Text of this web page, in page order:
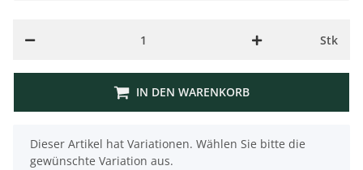
Stk
IN DEN WARENKORB
x
Dieser Artikel hat Variationen. Wählen Sie bitte die
gewünschte Variation aus.